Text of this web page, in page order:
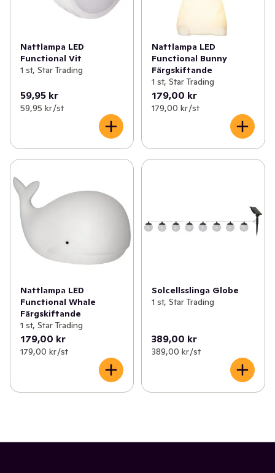
Nattlampa LED
Functional Vit
1 st, Star Trading
59,95 kr
59,95 kr /st
Nattlampa LED
Functional Bunny
Färgskiftande
1 st, Star Trading
179,00 kr
179,00 kr /st
Nattlampa LED
Functional Whale
Färgskiftande
1 st, Star Trading
179,00 kr
179,00 kr /st
Solcellsslinga Globe
1 st, Star Trading
389,00 kr
389,00 kr /st